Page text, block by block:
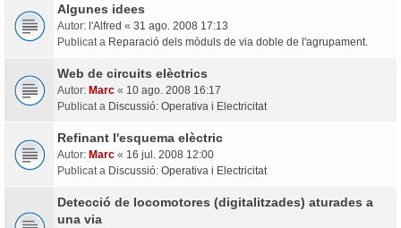
Algunes idees
Autor: l'Alfred « 31 ago. 2008 17:13
Publicat a Reparació dels mòduls de via doble de l'agrupament.
Web de circuits elèctrics
Autor: Marc « 10 ago. 2008 16:17
Publicat a Discussió: Operativa i Electricitat
Refinant l'esquema elèctric
Autor: Marc « 16 jul. 2008 12:00
Publicat a Discussió: Operativa i Electricitat
Detecció de locomotores (digitalitzades) aturades a
una via